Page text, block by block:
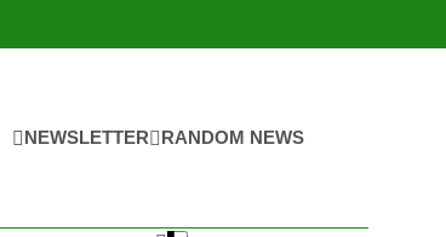
NEWSLETTER RANDOM NEWS